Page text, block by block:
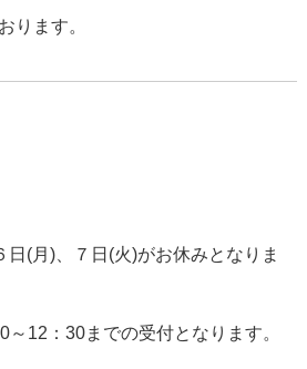
ります。
日(月)、７日(火)がお休みとなりま
～12：30までの受付となります。